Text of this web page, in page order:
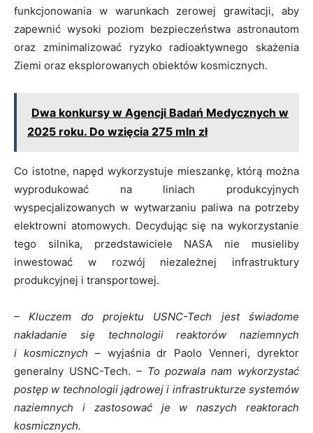
funkcjonowania w warunkach zerowej grawitacji, aby
zapewnić wysoki poziom bezpieczeństwa astronautom
oraz zminimalizować ryzyko radioaktywnego skażenia
Ziemi oraz eksplorowanych obiektów kosmicznych.
Dwa konkursy w Agencji Badań Medycznych w
2025 roku. Do wzięcia 275 mln zł
Co istotne, napęd wykorzystuje mieszankę, którą można
wyprodukować na liniach produkcyjnych
wyspecjalizowanych w wytwarzaniu paliwa na potrzeby
elektrowni atomowych. Decydując się na wykorzystanie
tego silnika, przedstawiciele NASA nie musieliby
inwestować w rozwój niezależnej infrastruktury
produkcyjnej i transportowej.
– Kluczem do projektu USNC-Tech jest świadome
nakładanie się technologii reaktorów naziemnych
i kosmicznych –wyjaśnia dr Paolo Venneri, dyrektor
generalny USNC-Tech. – To pozwala nam wykorzystać
postęp w technologii jądrowej i infrastrukturze systemów
naziemnych i zastosować je w naszych reaktorach
kosmicznych.